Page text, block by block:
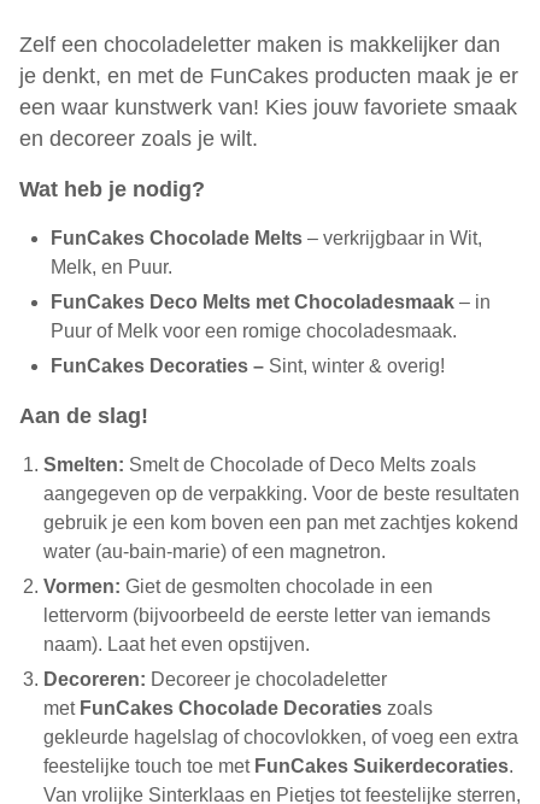
Zelf een chocoladeletter maken is makkelijker dan
je denkt, en met de FunCakes producten maak je er
een waar kunstwerk van! Kies jouw favoriete smaak
en decoreer zoals je wilt.
Wat heb je nodig?
FunCakes Chocolade Melts– verkrijgbaar in Wit,
Melk, en Puur.
FunCakes Deco Melts met Chocoladesmaak– in
Puur of Melk voor een romige chocoladesmaak.
FunCakes Decoraties – Sint, winter & overig!
Aan de slag!
Smelten: Smelt de Chocolade of Deco Melts zoals
aangegeven op de verpakking. Voor de beste resultaten
gebruik je een kom boven een pan met zachtjes kokend
water (au-bain-marie) of een magnetron.
Vormen: Giet de gesmolten chocolade in een
lettervorm (bijvoorbeeld de eerste letter van iemands
naam). Laat het even opstijven.
Decoreren: Decoreer je chocoladeletter
met FunCakes Chocolade Decoraties zoals
gekleurde hagelslag of chocovlokken, of voeg een extra
feestelijke touch toe met FunCakes Suikerdecoraties.
Van vrolijke Sinterklaas en Pietjes tot feestelijke sterren,